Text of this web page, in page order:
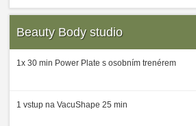
Beauty Body studio
1x 30 min Power Plate s osobním trenérem
1 vstup na VacuShape 25 min